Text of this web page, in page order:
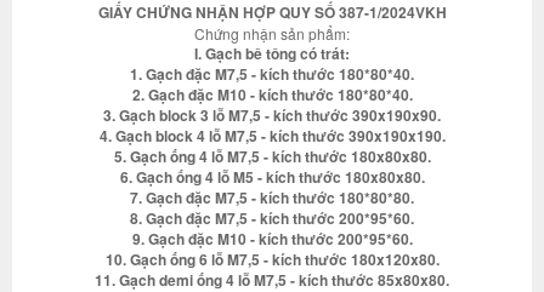
GIẤY CHỨNG NHẬN HỢP QUY SỐ 387-1/2024VKH
Chứng nhận sản phẩm:
I. Gạch bê tông có trát:
1. Gạch đặc M7,5 - kích thước 180*80*40.
2. Gạch đặc M10 - kích thước 180*80*40.
3. Gạch block 3 lỗ M7,5 - kích thước 390x190x90.
4. Gạch block 4 lỗ M7,5 - kích thước 390x190x190.
5. Gạch ống 4 lỗ M7,5 - kích thước 180x80x80.
6. Gạch ống 4 lỗ M5 - kích thước 180x80x80.
7. Gạch đặc M7,5 - kích thước 180*80*80.
8. Gạch đặc M7,5 - kích thước 200*95*60.
9. Gạch đặc M10 - kích thước 200*95*60.
10. Gạch ống 6 lỗ M7,5 - kích thước 180x120x80.
11. Gạch demi ống 4 lỗ M7,5 - kích thước 85x80x80.